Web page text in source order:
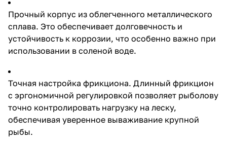
Плавный ход механизма.
Система из 11+1 шариковых
подшипников, расположенных
в ключевых узлах, гарантирует
мягкое и бесшумное вращение,
повышая комфорт при
точный заброс. Алюминиевая
спроектирована для
минимизации трения, что
способствует увеличению
дальности заброса и точности
попадания в цель. Усиленный
шток из нержавеющей стали.
Прочный корпус из облегченного металлического
сплава. Это обеспечивает долговечность и
устойчивость к коррозии, что особенно важно при
использовании в соленой воде.
Точная настройка фрикциона. Длинный фрикцион
с эргономичной регулировкой позволяет рыболову
точно контролировать нагрузку на леску,
обеспечивая уверенное вываживание крупной
рыбы.